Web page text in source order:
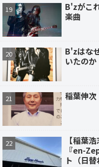
B'zがこ
楽曲
B'zはな
いたのか
稲葉伸次
【稲葉
『en-
ト（日替